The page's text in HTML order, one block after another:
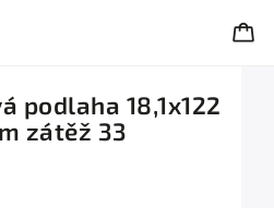
podlaha 18,1x122
zátěž 33